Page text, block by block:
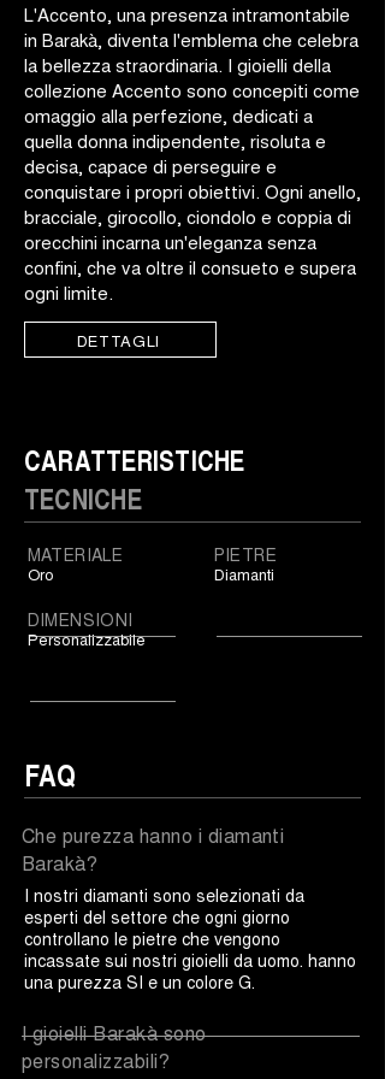
L'Accento, una presenza intramontabile
in Barakà, diventa l'emblema che celebra
la bellezza straordinaria. I gioielli della
collezione Accento sono concepiti come
omaggio alla perfezione, dedicati a
quella donna indipendente, risoluta e
decisa, capace di perseguire e
conquistare i propri obiettivi. Ogni anello,
bracciale, girocollo, ciondolo e coppia di
orecchini incarna un'eleganza senza
confini, che va oltre il consueto e supera
ogni limite.
DETTAGLI
CARATTERISTICHE
TECNICHE
MATERIALE
Oro
DIMENSIONI
Personalizzabile
PIETRE
Diamanti
FAQ
Che purezza hanno i diamanti
Barakà?
I nostri diamanti sono selezionati da
esperti del settore che ogni giorno
controllano le pietre che vengono
incassate sui nostri gioielli da uomo. hanno
una purezza SI e un colore G.
I gioielli Barakà sono
personalizzabili?